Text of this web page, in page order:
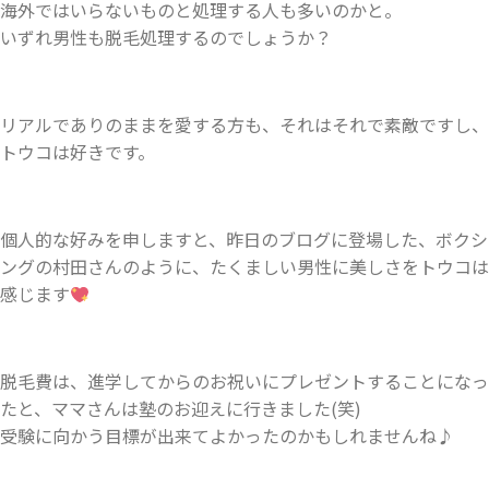
海外ではいらないものと処理する人も多いのかと。
いずれ男性も脱毛処理するのでしょうか？
リアルでありのままを愛する方も、それはそれで素敵ですし、
トウコは好きです。
個人的な好みを申しますと、昨日のブログに登場した、ボクシ
ングの村田さんのように、たくましい男性に美しさをトウコは
感じます
脱毛費は、進学してからのお祝いにプレゼントすることになっ
たと、ママさんは塾のお迎えに行きました(笑)
受験に向かう目標が出来てよかったのかもしれませんね♪